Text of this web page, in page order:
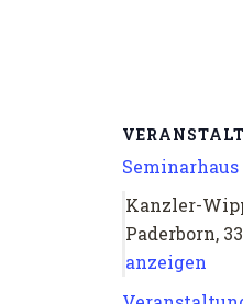
Kanzler-
Paderborn,
anzeigen